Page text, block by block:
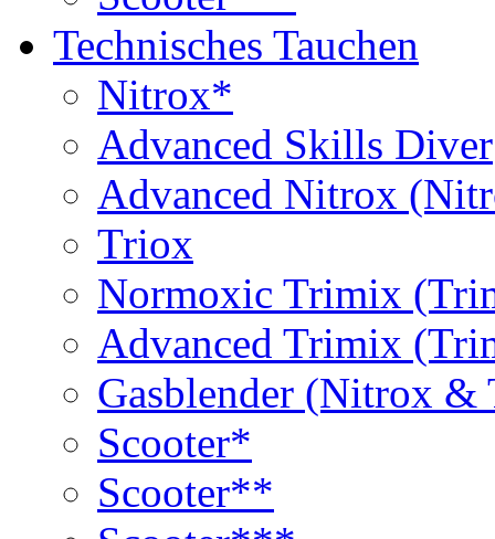
Technisches Tauchen
Nitrox*
Advanced Skills Diver
Advanced Nitrox
Triox
Normoxic Trimix
Advanced Trimix
Gasblender (Nitrox
Scooter*
Scooter**